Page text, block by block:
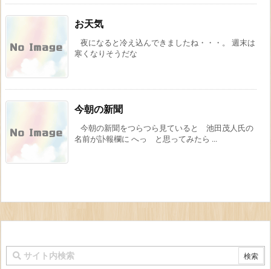
お天気
夜になると冷え込んできましたね・・・。 週末は
寒くなりそうだな
今朝の新聞
今朝の新聞をつらつら見ていると 池田茂人氏の
名前が訃報欄に へっ と思ってみたら ...